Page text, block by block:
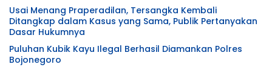
Usai Menang Praperadilan, Tersangka Kembali
Ditangkap dalam Kasus yang Sama, Publik Pertanyakan
Dasar Hukumnya
Puluhan Kubik Kayu Ilegal Berhasil Diamankan Polres
Bojonegoro